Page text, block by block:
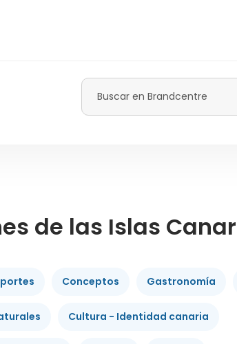
de las Islas
Conceptos Gastronomía
Cultura - Identidad canaria